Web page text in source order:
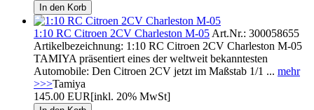
1:10 RC Citroen 2CV Charleston M-05 Art.Nr.: 300058655
Artikelbezeichnung: 1:10 RC Citroen 2CV Charleston M-05
TAMIYA präsentiert eines der weltweit bekanntesten
Automobile: Den Citroen 2CV jetzt im Maßstab 1/1 ... mehr
>>>Tamiya
145.00 EUR[inkl. 20% MwSt]